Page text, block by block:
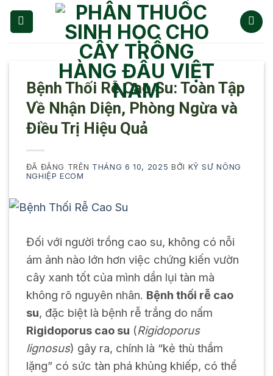
Chuyển
đến
Bệnh Thối Rễ Cao Su: Toàn Tập
Về Nhận Diện, Phòng Ngừa và
Điều Trị Hiệu Quả
ĐÃ ĐĂNG TRÊN THÁNG 6 10, 2025 BỞI KỸ SƯ NÔNG
NGHIỆP ECOM
Đối với người trồng cao su, không có nỗi
ám ảnh nào lớn hơn việc chứng kiến vườn
cây xanh tốt của mình dần lụi tàn mà
không rõ nguyên nhân. Bệnh thối rễ cao
su, đặc biệt là bệnh rễ trắng do nấm
Rigidoporus cao su (Rigidoporus
lignosus) gây ra, chính là “kẻ thù thầm
lặng” có sức tàn phá khủng khiếp, có thể